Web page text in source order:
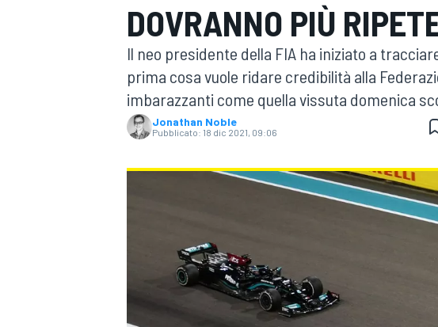
MOTOGP WEC
DOVRANNO PIÙ
Il neo presidente della FIA ha iniziato a
prima cosa vuole ridare credibilità alla
imbarazzanti come quella vissuta domenica
Jonathan Noble
Pubblicato: 18 dic 2021, 09:06